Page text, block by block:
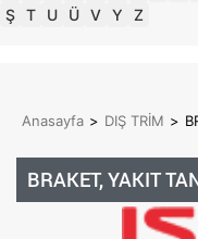
Ş T U Ü V Y Z
Anasayfa > DIŞ TRİM >
BRAKET, YAKIT